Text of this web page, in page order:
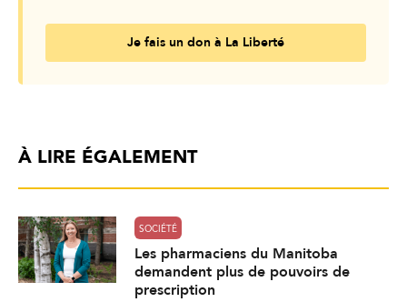
Je fais un don à La Liberté
À LIRE ÉGALEMENT
SOCIÉTÉ
Les pharmaciens du Manitoba
demandent plus de pouvoirs de
prescription